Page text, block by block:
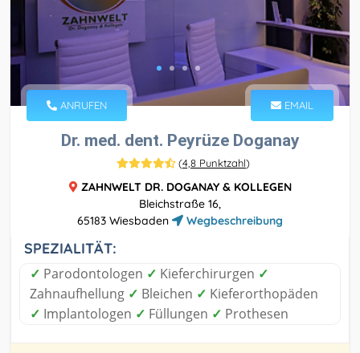
ANRUFEN EMAIL
Dr. med. dent. Peyrüze Doganay
(4,8 Punktzahl)
ZAHNWELT DR. DOGANAY & KOLLEGEN
Bleichstraße 16,
65183 Wiesbaden
Wegbeschreibung
SPEZIALITÄT:
✓ Parodontologen ✓ Kieferchirurgen ✓
Zahnaufhellung ✓ Bleichen ✓ Kieferorthopäden
✓ Implantologen ✓ Füllungen ✓ Prothesen